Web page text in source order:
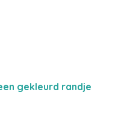
gekleurd randje